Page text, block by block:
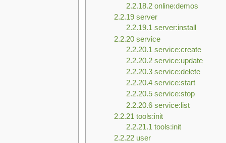
2.2.18.2 online:demos
2.2.19 server
2.2.19.1 server:install
2.2.20 service
2.2.20.1 service:create
2.2.20.2 service:update
2.2.20.3 service:delete
2.2.20.4 service:start
2.2.20.5 service:stop
2.2.20.6 service:list
2.2.21 tools:init
2.2.21.1 tools:init
2.2.22 user